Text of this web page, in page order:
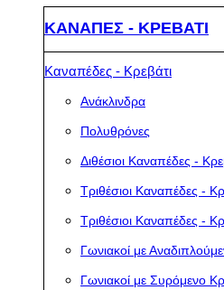
ΚΑΝΑΠΕΣ - ΚΡΕΒΑΤΙ
Καναπέδες - Κρεβάτι
Ανάκλινδρα
Πολυθρόνες
Διθέσιοι Καναπέδες -
Τριθέσιοι Καναπέδες -
Τριθέσιοι Καναπέδες -
Γωνιακοί με
Γωνιακοί με Συρόμενο